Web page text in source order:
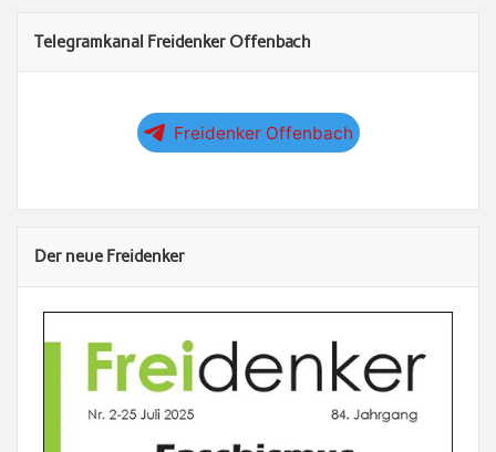
Telegramkanal Freidenker Offenbach
Freidenker Offenbach
Der neue Freidenker